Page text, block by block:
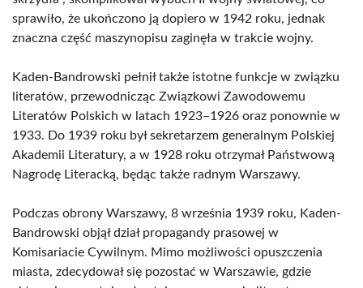
sprawiło, że ukończono ją dopiero w 1942 roku, jednak
znaczna część maszynopisu zaginęła w trakcie wojny.
Kaden-Bandrowski pełnił także istotne funkcje w związku
literatów, przewodnicząc Związkowi Zawodowemu
Literatów Polskich w latach 1923–1926 oraz ponownie w
1933. Do 1939 roku był sekretarzem generalnym Polskiej
Akademii Literatury, a w 1928 roku otrzymał Państwową
Nagrodę Literacką, będąc także radnym Warszawy.
Podczas obrony Warszawy, 8 września 1939 roku, Kaden-
Bandrowski objął dział propagandy prasowej w
Komisariacie Cywilnym. Mimo możliwości opuszczenia
miasta, zdecydował się pozostać w Warszawie, gdzie